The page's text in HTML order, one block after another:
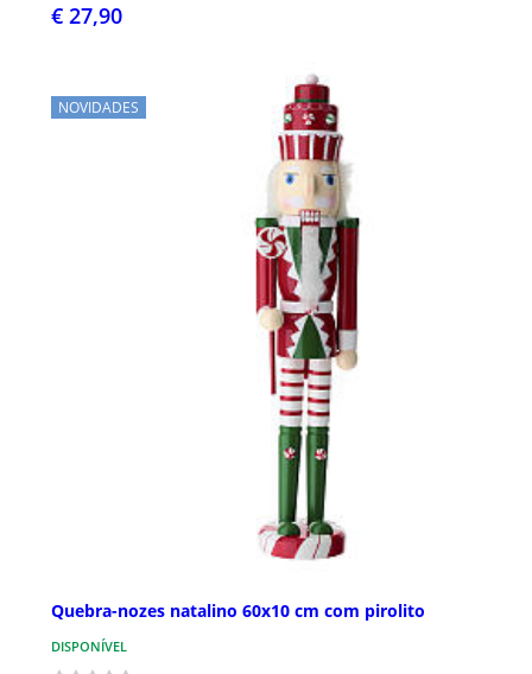
€ 27,90
NOVIDADES
Quebra-nozes natalino 60x10 cm com pirolito
DISPONÍVEL